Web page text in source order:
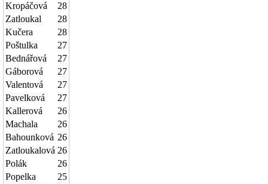
Kropáčová
28
Zatloukal
28
Kučera
28
Poštulka
27
Bednářová
27
Gáborová
27
Valentová
27
Pavelková
27
Kallerová
26
Machala
26
Bahounková 26
Zatloukalová 26
Polák
26
Popelka
25